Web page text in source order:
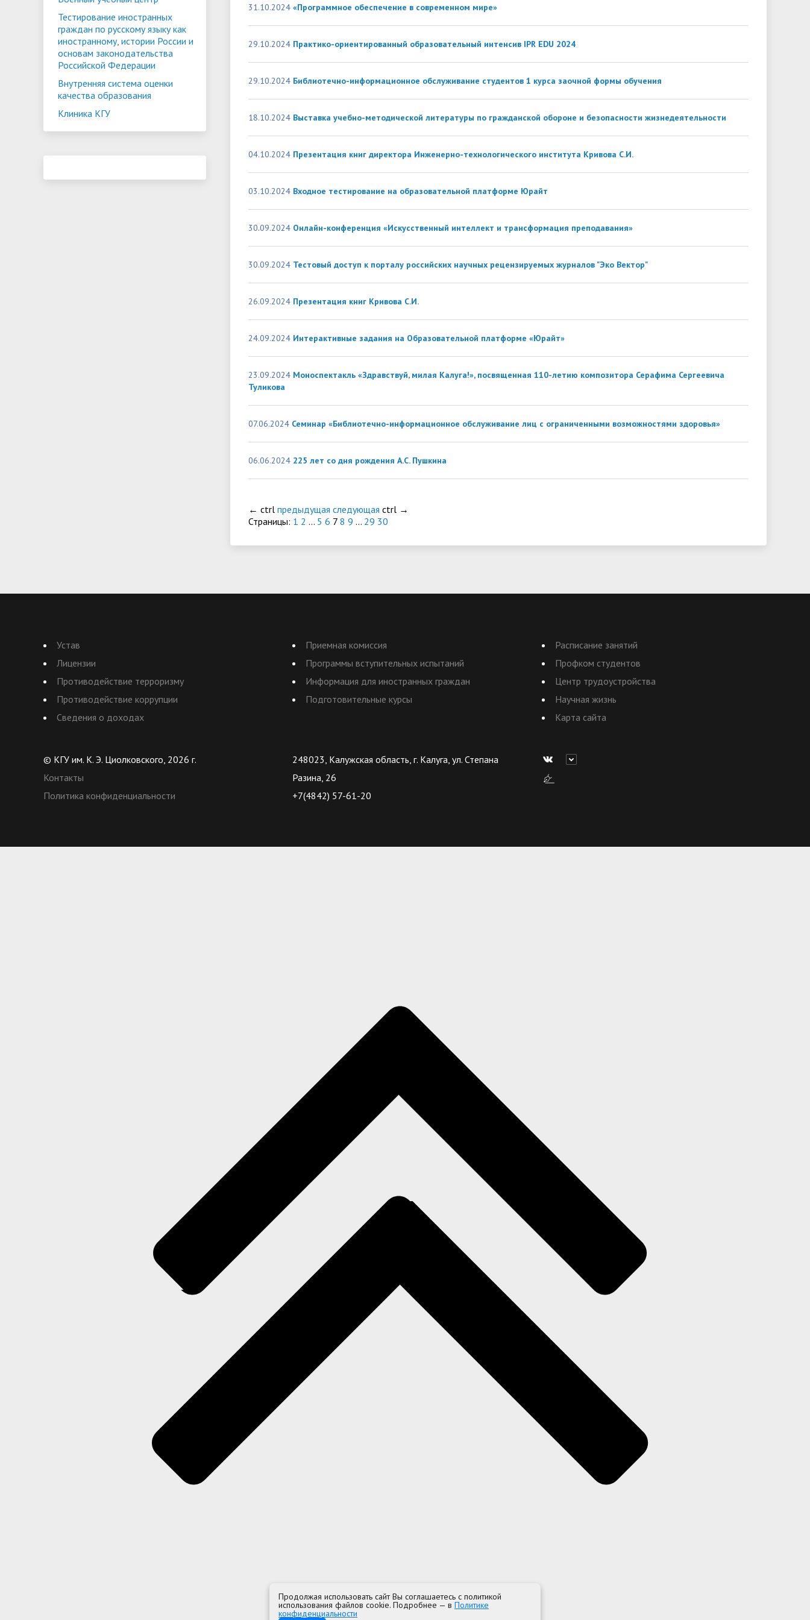
Тестирование иностранных
граждан по русскому языку как
иностранному, истории России и
основам законодательства
Российской Федерации
Внутренняя система оценки
качества образования
Клиника КГУ
31.10.2024 «Программное обеспечение в современном мире»
29.10.2024 Практико-ориентированный образовательный интенсив IPR EDU 2024
29.10.2024 Библиотечно-информационное обслуживание студентов 1 курса заочной формы обучения
18.10.2024 Выставка учебно-методической литературы по гражданской обороне и безопасности жизнедеятельности
04.10.2024 Презентация книг директора Инженерно-технологического института Кривова С.И.
03.10.2024 Входное тестирование на образовательной платформе Юрайт
30.09.2024 Онлайн-конференция «Искусственный интеллект и трансформация преподавания»
30.09.2024 Тестовый доступ к порталу российских научных рецензируемых журналов "Эко Вектор"
26.09.2024 Презентация книг Кривова С.И.
24.09.2024 Интерактивные задания на Образовательной платформе «Юрайт»
23.09.2024 Моноспектакль «Здравствуй, милая Калуга!», посвященная 110-летию композитора Серафима Сергеевича
Туликова
07.06.2024 Семинар «Библиотечно-информационное обслуживание лиц с ограниченными возможностями здоровья»
06.06.2024 225 лет со дня рождения А.С. Пушкина
← ctrl предыдущая следующая ctrl →
Страницы: 1 2 ... 5 6 7 8 9 ... 29 30
Устав
Лицензии
Противодействие терроризму
Противодействие коррупции
Сведения о доходах
Приемная комиссия
Программы вступительных испытаний
Информация для иностранных граждан
Подготовительные курсы
Расписание занятий
Профком студентов
Центр трудоустройства
Научная жизнь
Карта сайта
© КГУ им. К. Э. Циолковского, 2026 г.
Контакты
Политика конфиденциальности
248023, Калужская область, г. Калуга, ул. Степана
Разина, 26
+7(4842) 57-61-20
Продолжая использовать сайт Вы соглашаетесь с политикой
использования файлов cookie. Подробнее — в Политике
конфиденциальности